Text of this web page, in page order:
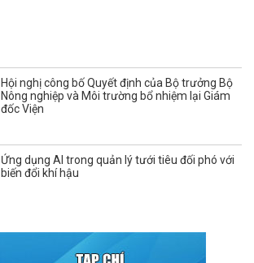
Hội nghị công bố Quyết định của Bộ trưởng Bộ
Nông nghiệp và Môi trường bổ nhiệm lại Giám
đốc Viện
Ứng dụng AI trong quản lý tưới tiêu đối phó với
biến đổi khí hậu